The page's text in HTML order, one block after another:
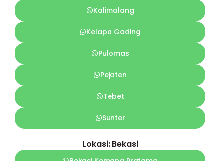
Kalimalang
Kelapa Gading
Pulomas
Pejaten
Tebet
Sunter
Lokasi: Bekasi